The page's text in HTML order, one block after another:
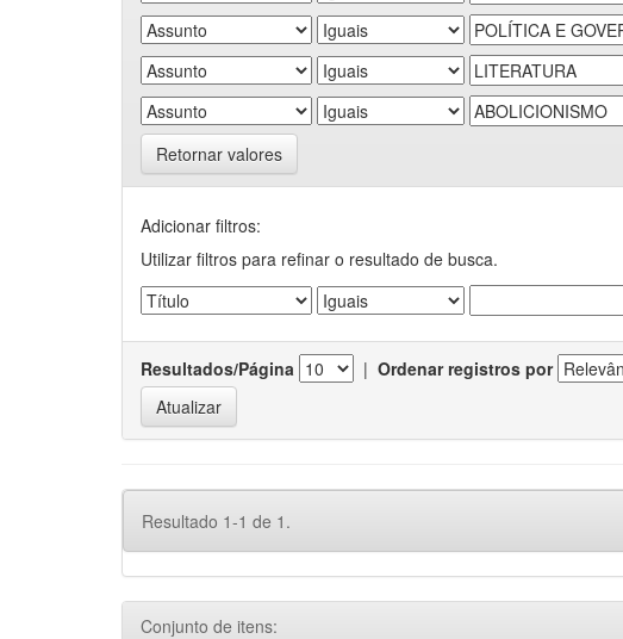
Retornar valores
Adicionar filtros:
Utilizar filtros para refinar o resultado de busca.
Resultados/Página | Ordenar registros por
Resultado 1-1 de 1.
Conjunto de itens: